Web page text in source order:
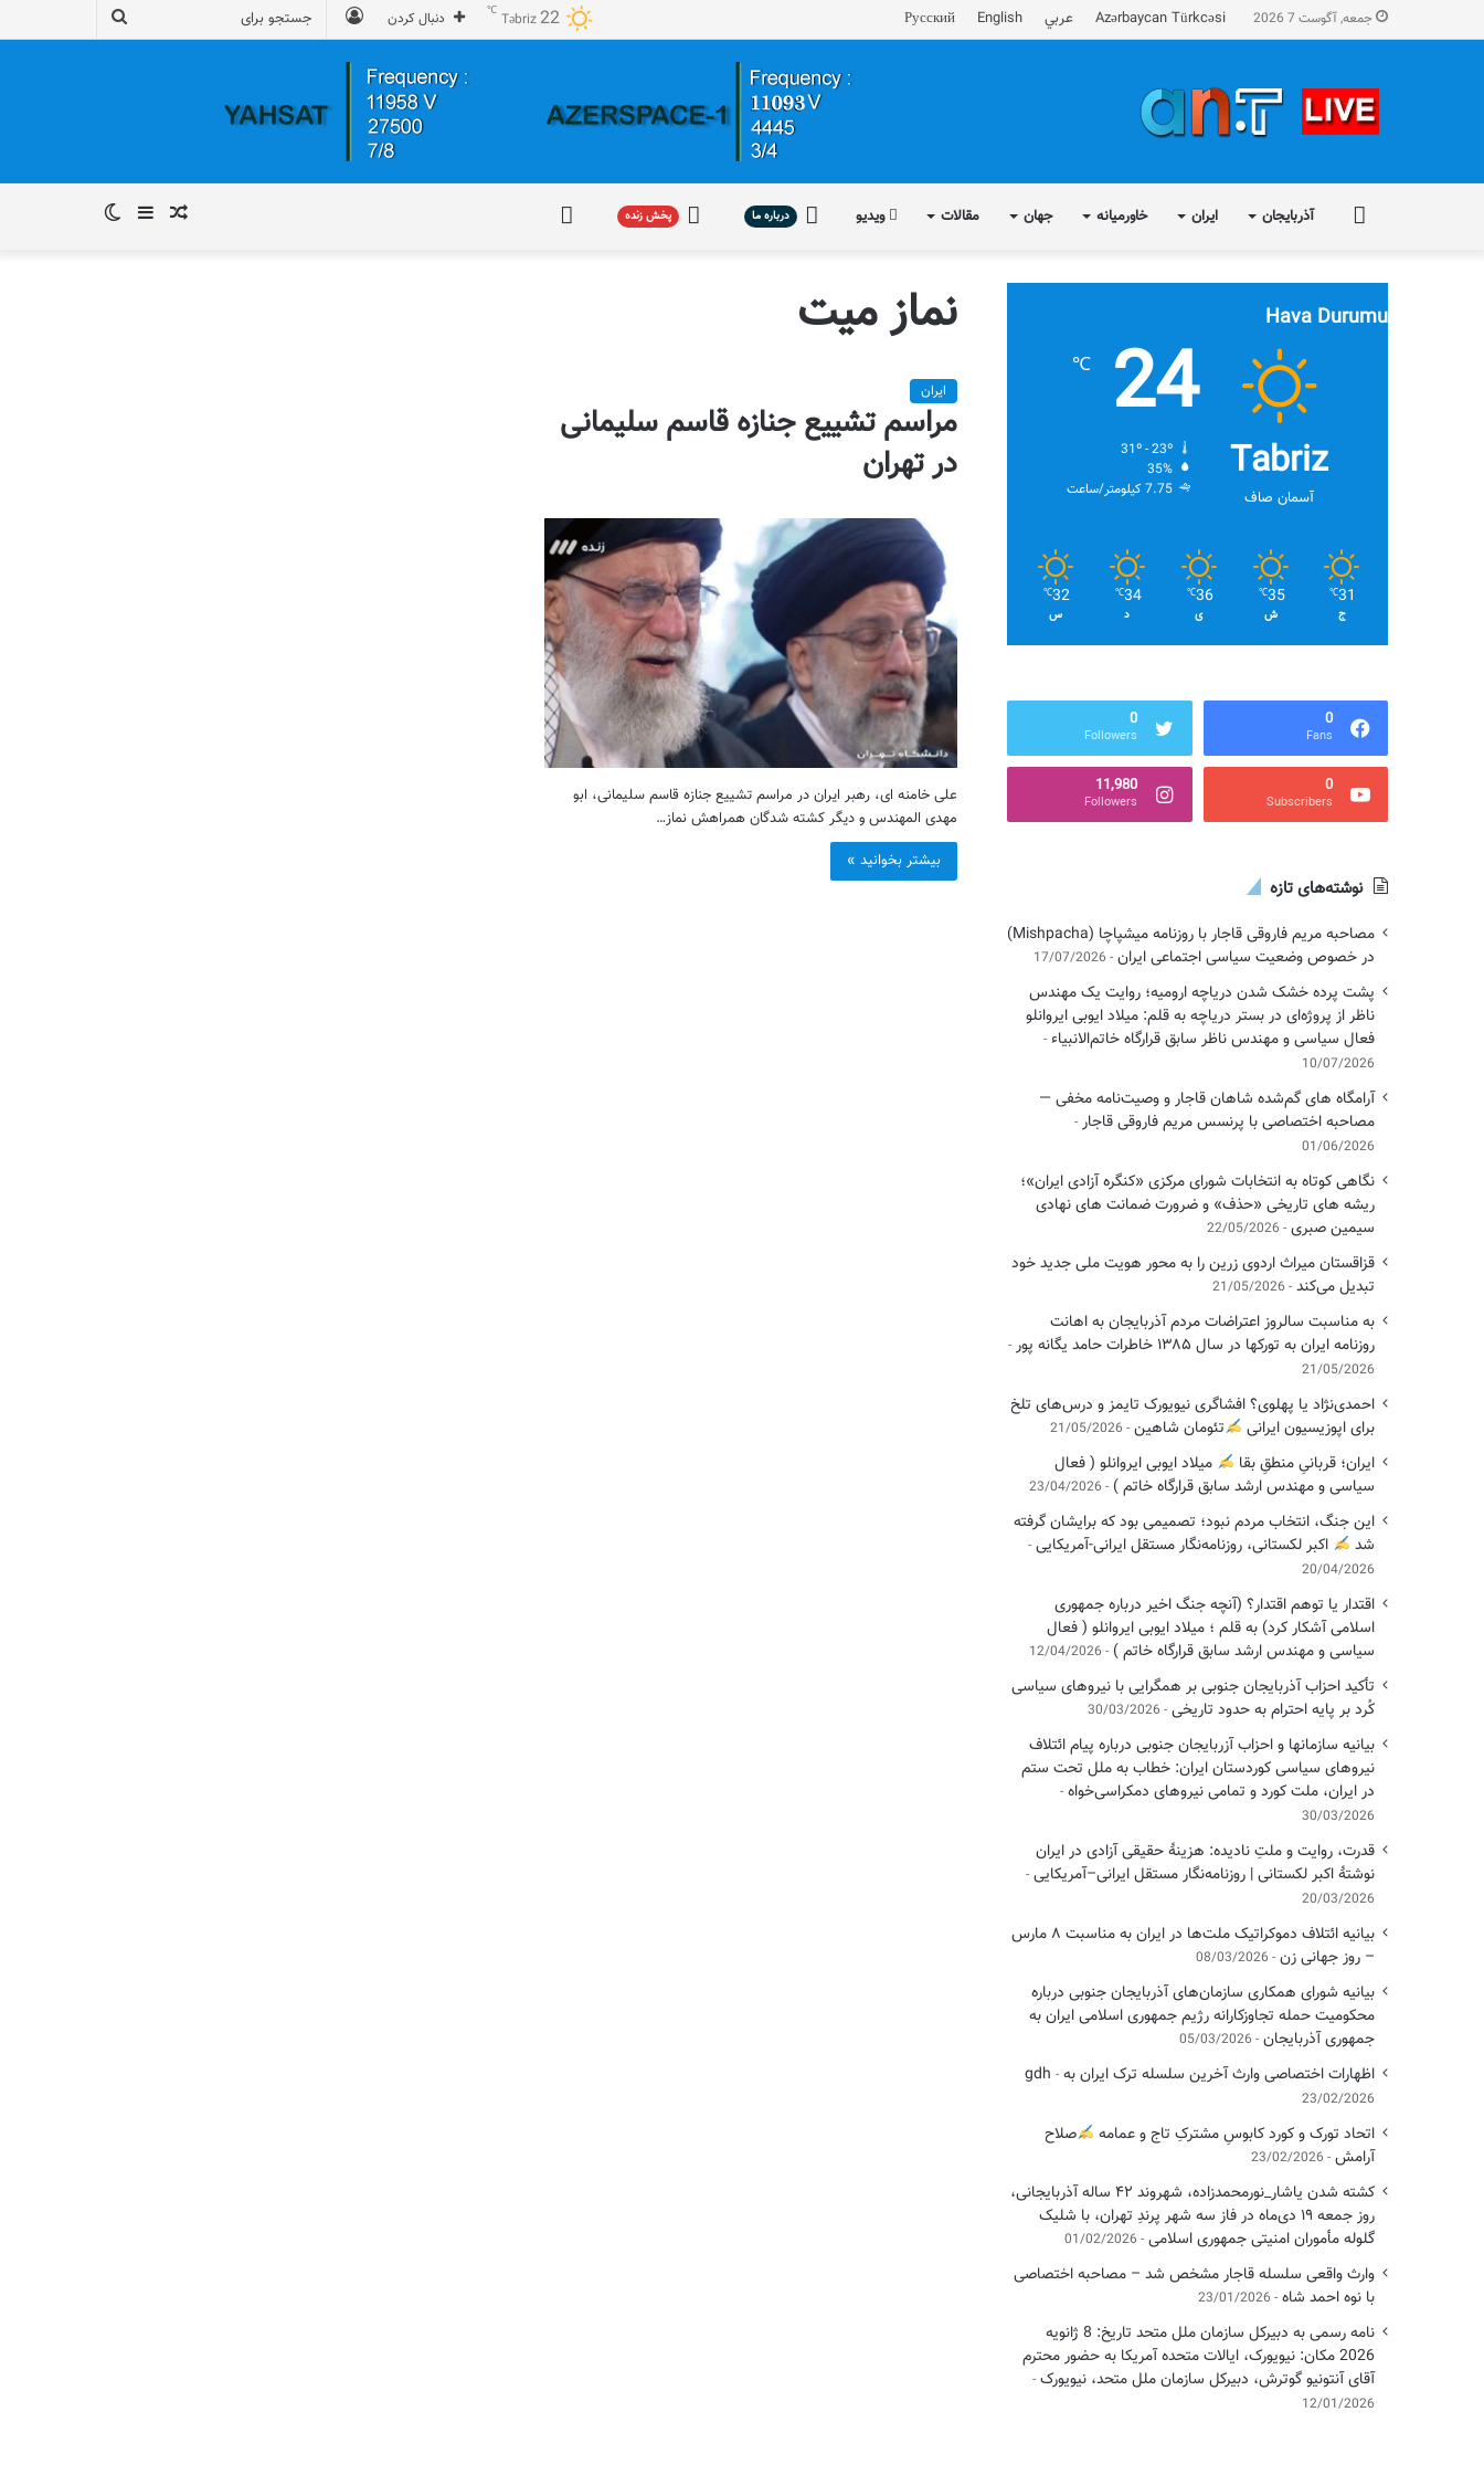
جمعه, آگوست 7 2026 Azərbaycan Türkcəsi عربي English
Русский دنبال کردن Təbriz 22
℃
آذربایجان ایران خاورمیانه جهان مقالات ویدیو درباره
درباره ما پخش
پخش زنده سایدبار نوشته
نماز میت
ایران
مراسم تشییع جنازه قاسم سلیمانی
در تهران
علی خامنه ای، رهبر ایران در مراسم تشییع جنازه قاسم سلیمانی، ابو
مهدی المهندس و دیگر کشته شدگان همراهش نماز…
بیشتر بخوانید »
Hava Durumu
Tabriz
آسمان صاف
24
℃
35%
7.75 کیلومتر/ساعت
31
℃
ج
35
℃
ش
36
℃
ی
34
℃
د
32
℃
س
0
Fans
0
Followers
0
Subscribers
11,980
Followers
نوشته‌های تازه
مصاحبه مریم فاروقی قاجار با روزنامه میشپاچا (Mishpacha)
در خصوص وضعیت سیاسی اجتماعی ایران 17/07/2026
پشت پرده خشک شدن دریاچه ارومیه؛ روایت یک مهندس
ناظر از پروژه‌ای در بستر دریاچه به قلم: میلاد ایوبی ایروانلو
فعال سیاسی و مهندس ناظر سابق قرارگاه خاتم‌الانبیاء
10/07/2026
آرامگاه های گم‌شده شاهان قاجار و وصیت‌نامه مخفی —
مصاحبه اختصاصی با پرنسس مریم فاروقی قاجار
01/06/2026
نگاهی کوتاه به انتخابات شورای مرکزی «کنگره آزادی ایران»؛
ریشه های تاریخی «حذف» و ضرورت ضمانت های نهادی
سیمین صبری 22/05/2026
قزاقستان میراث اردوی زرین را به محور هویت ملی جدید خود
تبدیل می‌کند 21/05/2026
به مناسبت سالروز اعتراضات مردم آذربایجان به اهانت
روزنامه ایران به تورکها در سال ۱۳۸۵ خاطرات حامد یگانه پور
21/05/2026
احمدی‌نژاد یا پهلوی؟ افشاگری نیویورک تایمز و درس‌های تلخ
برای اپوزیسیون ایرانی
تئومان شاهین 21/05/2026
ایران؛ قربانیِ منطقِ بقا
میلاد ایوبی ایروانلو ( فعال
سیاسی ‌و مهندس ارشد سابق قرارگاه خاتم ) 23/04/2026
این جنگ، انتخاب مردم نبود؛ تصمیمی بود که برایشان گرفته
شد
اکبر لکستانی، روزنامه‌نگار مستقل ایرانی-آمریکایی
20/04/2026
اقتدار یا توهم اقتدار؟ (آنچه جنگ اخیر درباره جمهوری
اسلامی آشکار کرد) به قلم ؛ میلاد ایوبی ایروانلو ( فعال
سیاسی و مهندس ارشد سابق قرارگاه خاتم ) 12/04/2026
تأکید احزاب آذربایجان جنوبی بر همگرایی با نیروهای سیاسی
کُرد بر پایه احترام به حدود تاریخی 30/03/2026
بیانیه سازمانها و احزاب آزربایجان جنوبی درباره پیام ائتلاف
نیروهای سیاسی کوردستان ایران: خطاب به ملل تحت ستم
در ایران، ملت کورد و تمامی نیروهای دمکراسی‌خواه
30/03/2026
قدرت، روایت و ملتِ نادیده: هزینهٔ حقیقی آزادی در ایران
نوشتهٔ اکبر لکستانی | روزنامه‌نگار مستقل ایرانی–آمریکایی
20/03/2026
بیانیه ائتلاف دموکراتیک ملت‌ها در ایران به مناسبت ۸ مارس
– روز جهانی زن 08/03/2026
بیانیه شورای همکاری سازمان‌های آذربایجان جنوبی درباره
محکومیت حمله تجاوزکارانه رژیم جمهوری اسلامی ایران به
جمهوری آذربایجان 05/03/2026
اظهارات اختصاصی وارث آخرین سلسله ترک ایران به gdh
23/02/2026
اتحاد تورک و کورد کابوسِ مشترکِ تاج و عمامه
​صلاح
آرامش 23/02/2026
کشته شدن یاشار_نورمحمدزاده، شهروند ۴۲ ساله آذربایجانی،
روز جمعه ۱۹ دی‌ماه در فاز سه شهر پرندِ تهران، با شلیک
گلوله مأموران امنیتی جمهوری اسلامی 01/02/2026
وارث واقعی سلسله قاجار مشخص شد – مصاحبه اختصاصی
با نوه احمد شاه 23/01/2026
نامه رسمی به دبیرکل سازمان ملل متحد تاریخ: 8 ژانویه
2026 مکان: نیویورک، ایالات متحده آمریکا به حضور محترم
آقای آنتونیو گوترش، دبیرکل سازمان ملل متحد، نیویورک
12/01/2026